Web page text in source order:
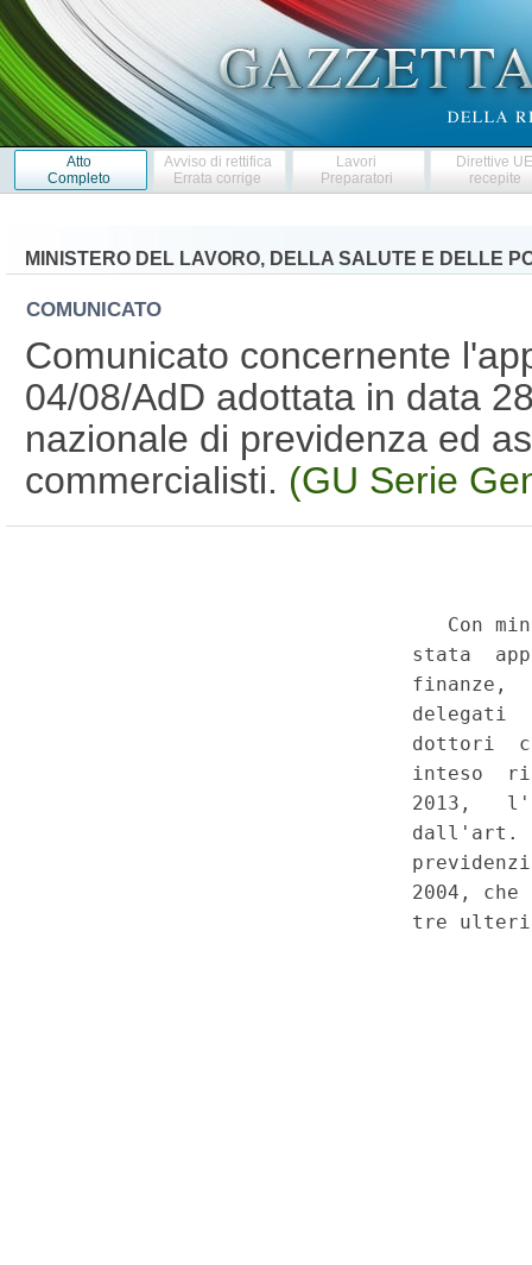
Atto
Completo
Avviso di rettifica
Errata corrige
Lavori
Preparatori
Direttive
recepite
MINISTERO DEL LAVORO, DELLA SALUTE E DELLE
COMUNICATO
Comunicato concernente
04/08/AdD adottata in data
nazionale di previdenza ed
commercialisti. (GU Serie